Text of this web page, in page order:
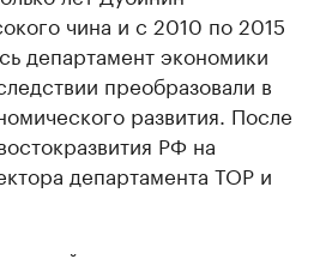
чина и с 2010 по 2015
департамент экономики
преобразовали в
развития. После
РФ на
департамента ТОР и